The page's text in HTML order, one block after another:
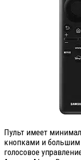
Пульт имеет
кнопками и большим
голосовое